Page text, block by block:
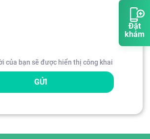
Đặt
khám
của bạn sẽ được hiển thị công khai
GỬI